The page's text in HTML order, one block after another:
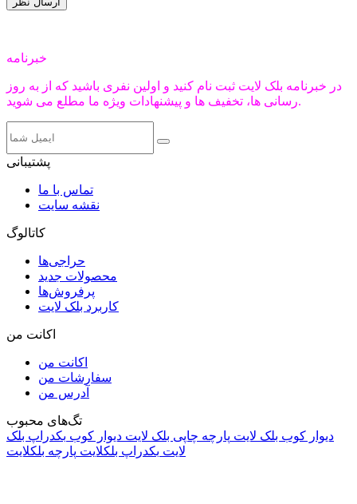
خبرنامه
در خبرنامه بلک لایت ثبت نام کنید و اولین نفری باشید که از به روز
رسانی ها، تخفیف ها و پیشنهادات ویژه ما مطلع می شوید.
پشتیبانی
تماس با ما
نقشه سایت
کاتالوگ
حراجی‌ها
محصولات جدید
پرفروش‌ها
کاربرد بلک لایت
اکانت من
اکانت من
سفارشات من
آدرس من
تگ‌های محبوب
دیوار کوب بلک لایت پارچه چاپی بلک لایت دیوار کوب بکدراپ بلک
لایت بکدراپ بلکلایت پارچه بلکلایت